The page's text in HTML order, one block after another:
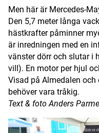
Men här är Mercedes-
Den 5,7 meter långa
hästkrafter påminner
är inredningen med en
vänster dörr och slutar i
vill). En motor per hjul
Visad på Almedalen
behöver vara tråkig.
Text & foto Anders